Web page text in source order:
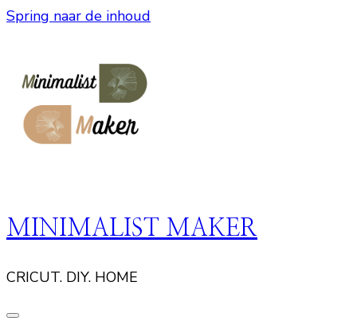
Spring naar de inhoud
MINIMALIST MAKER
CRICUT. DIY. HOME